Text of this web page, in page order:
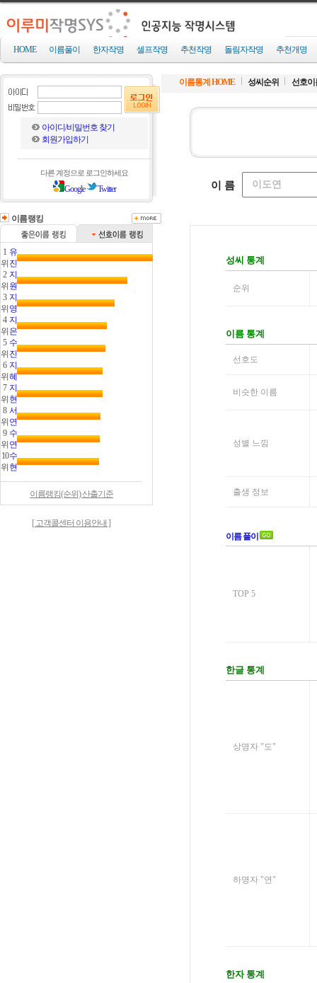
HOME 이름풀이 한자작명 셀프작명 추천작명 돌림자작명 추천개명
아이디/비밀번호 찾기
회원가입하기
다른 계정으로 로그인하세요
Google Twitter
이름랭킹
1
위
유
진
2
위
지
원
3
위
지
영
4
위
지
은
5
위
수
진
6
위
지
혜
7
위
지
현
8
위
서
연
9
위
수
연
10
위
수
현
이름랭킹(순위) 산출기준
[ 고객콜센터 이용안내 ]
이름통계 HOME 성씨순위 선호